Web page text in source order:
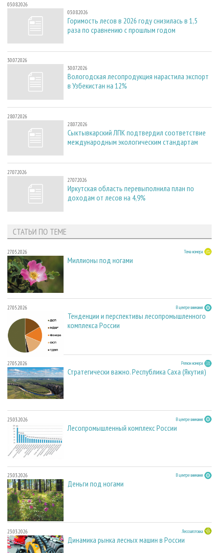
03.08.2026
03.08.2026
Горимость лесов в 2026 году снизилась в 1,5
раза по сравнению с прошлым годом
30.07.2026
30.07.2026
Вологодская лесопродукция нарастила экспорт
в Узбекистан на 12%
28.07.2026
28.07.2026
Сыктывкарский ЛПК подтвердил соответствие
международным экологическим стандартам
27.07.2026
27.07.2026
Иркутская область перевыполнила план по
доходам от лесов на 4,9%
СТАТЬИ ПО ТЕМЕ
27.05.2026 Тема номера
Миллионы под ногами
27.05.2026 В центре внимания
Тенденции и перспективы лесопромышленного
комплекса России
27.05.2026 Регион номера
Стратегически важно. Республика Саха (Якутия)
23.03.2026 В центре внимания
Лесопромышленный комплекс России
23.03.2026 В центре внимания
Деньги под ногами
23.03.2026 Лесозаготовка
Динамика рынка лесных машин в России